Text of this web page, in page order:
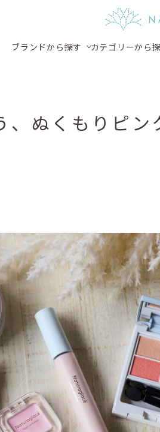
ブランドから探す カテゴリーから
ぬくもりピン